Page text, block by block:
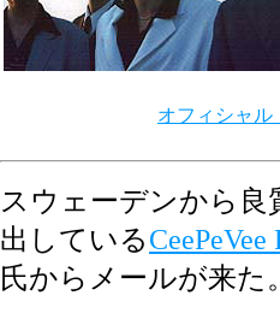
オフィシャル
スウェーデンから
出しているCeePeVee
氏からメールが来た